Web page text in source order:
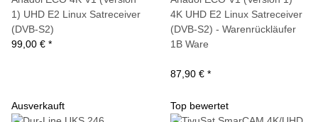
1) UHD E2 Linux Satreceiver
(DVB-S2)
99,00 € *
4K UHD E2 Linux Satreceiver
(DVB-S2) - Warenrückläufer
1B Ware
87,90 € *
Ausverkauft Top bewertet